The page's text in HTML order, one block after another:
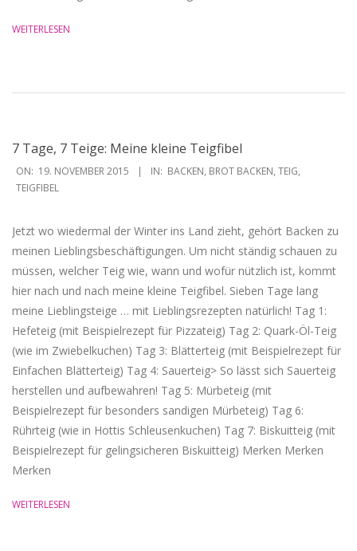
WEITERLESEN
7 Tage, 7 Teige: Meine kleine Teigfibel
2015-
11-
ON: 19. NOVEMBER 2015 IN: BACKEN, BROT BACKEN, TEIG,
TEIGFIBEL
Jetzt wo wiedermal der Winter ins Land zieht, gehört Backen zu
meinen Lieblingsbeschäftigungen. Um nicht ständig schauen zu
müssen, welcher Teig wie, wann und wofür nützlich ist, kommt
hier nach und nach meine kleine Teigfibel. Sieben Tage lang
meine Lieblingsteige … mit Lieblingsrezepten natürlich! Tag 1:
Hefeteig (mit Beispielrezept für Pizzateig) Tag 2: Quark-Öl-Teig
(wie im Zwiebelkuchen) Tag 3: Blätterteig (mit Beispielrezept für
Einfachen Blätterteig) Tag 4: Sauerteig> So lässt sich Sauerteig
herstellen und aufbewahren! Tag 5: Mürbeteig (mit
Beispielrezept für besonders sandigen Mürbeteig) Tag 6:
Rührteig (wie in Hottis Schleusenkuchen) Tag 7: Biskuitteig (mit
Beispielrezept für gelingsicheren Biskuitteig) Merken Merken
Merken
WEITERLESEN